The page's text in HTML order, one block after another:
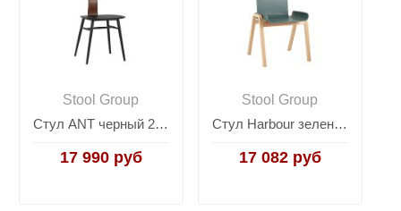
Stool Group
Стул ANT черный 2 шт.
17 990 руб
Stool Group
Стул Harbour зеленый 2 шт.
17 082 руб